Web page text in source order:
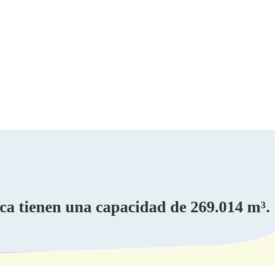
tienen una capacidad de 269.014 m³.